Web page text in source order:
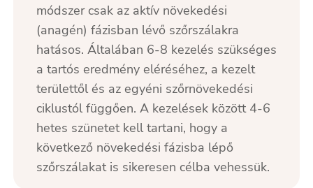
módszer csak az aktív növekedési
(anagén) fázisban lévő szőrszálakra
hatásos. Általában 6-8 kezelés szükséges
a tartós eredmény eléréséhez, a kezelt
területtől és az egyéni szőrnövekedési
ciklustól függően. A kezelések között 4-6
hetes szünetet kell tartani, hogy a
következő növekedési fázisba lépő
szőrszálakat is sikeresen célba vehessük.